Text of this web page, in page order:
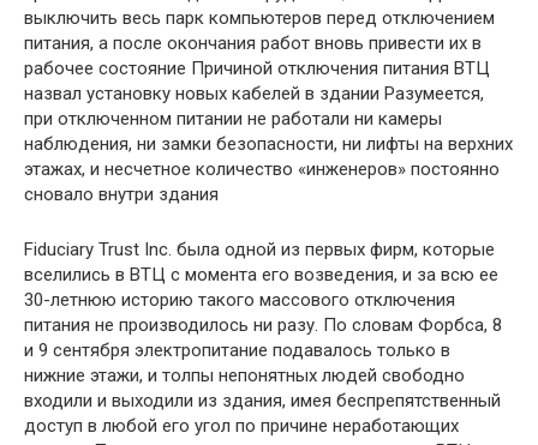
выключить весь парк компьютеров перед отключением
питания, а после окончания работ вновь привести их в
рабочее состояние Причиной отключения питания ВТЦ
назвал установку новых кабелей в здании Разумеется,
при отключенном питании не работали ни камеры
наблюдения, ни замки безопасности, ни лифты на верхних
этажах, и несчетное количество «инженеров» постоянно
сновало внутри здания
Fiduciary Trust Inc. была одной из первых фирм, которые
вселились в ВТЦ с момента его возведения, и за всю ее
30-летнюю историю такого массового отключения
питания не производилось ни разу. По словам Форбса, 8
и 9 сентября электропитание подавалось только в
нижние этажи, и толпы непонятных людей свободно
входили и выходили из здания, имея беспрепятственный
доступ в любой его угол по причине неработающих